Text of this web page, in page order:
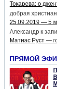
Токарева: о
добрая
25.09.2019 — 5
Александр к
Матиас Руст —
ПРЯМОЙ